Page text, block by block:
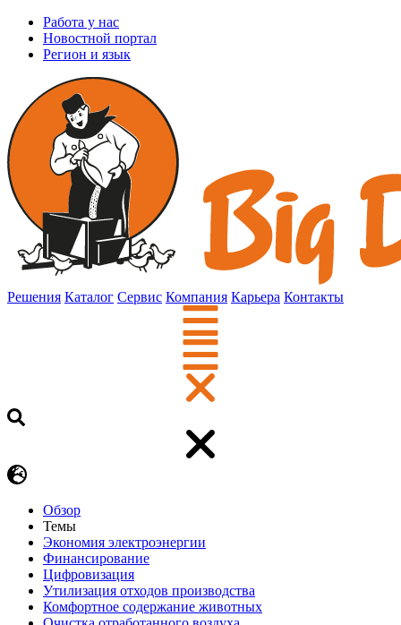
Работа у нас
Новостной портал
Регион и язык
Решения Каталог Сервис Компания Карьера Контакты
Обзор
Темы
Экономия электроэнергии
Финансирование
Цифровизация
Утилизация отходов производства
Комфортное содержание животных